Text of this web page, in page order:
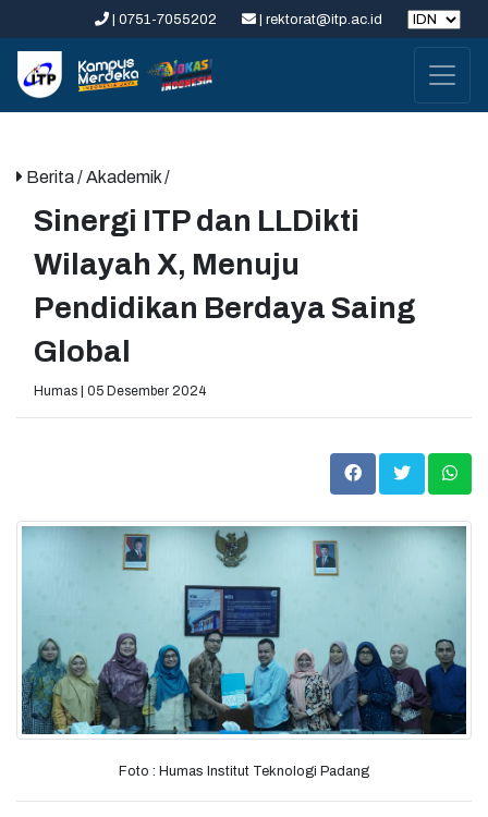
| 0751-7055202 | rektorat@itp.ac.id
Berita/ Akademik /
Sinergi ITP dan LLDikti
Wilayah X, Menuju
Pendidikan Berdaya Saing
Global
Humas | 05 Desember 2024
Foto : Humas Institut Teknologi Padang